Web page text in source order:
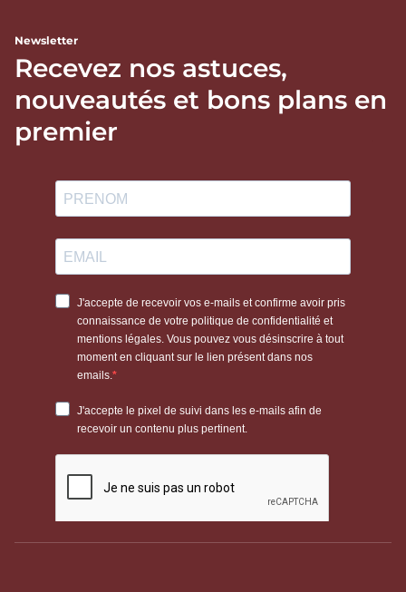
Newsletter
Recevez nos astuces,
nouveautés et bons plans en
premier